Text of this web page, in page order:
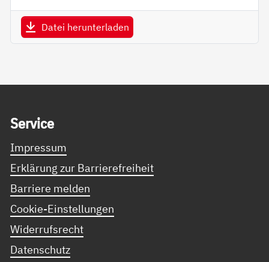
Datei herunterladen
Ser­vice
Impressum
Erklärung zur Barrierefreiheit
Barriere melden
Cookie-Einstellungen
Widerrufsrecht
Datenschutz